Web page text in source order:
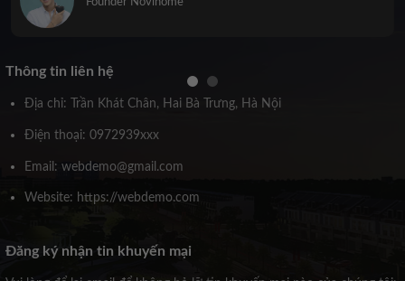
Co-Founder Novihome
Thông tin liên hệ
Địa chỉ: Trần Khát Chân, Hai Bà Trưng, Hà Nội
Điện thoại: 0972939xxx
Email: webdemo@gmail.com
Website: https://webdemo.com
Đăng ký nhận tin khuyến mại